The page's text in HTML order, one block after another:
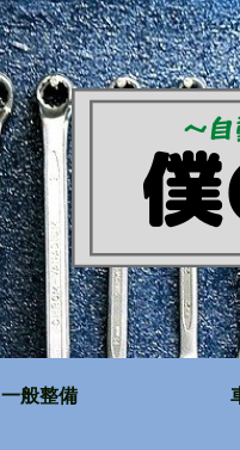
一般整備